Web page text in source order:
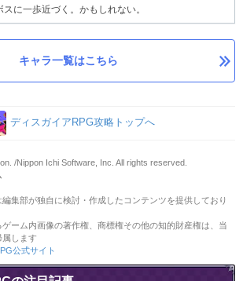
スに一歩近づく。かもしれない。
キャラ一覧はこちら
ディスガイアRPG攻略トップへ
/Nippon Ichi Software, Inc. All rights reserved.
集部が独自に検討・作成したコンテンツを提供しており
ーム内画像の著作権、商標権その他の知的財産権は、当
します
公式サイト